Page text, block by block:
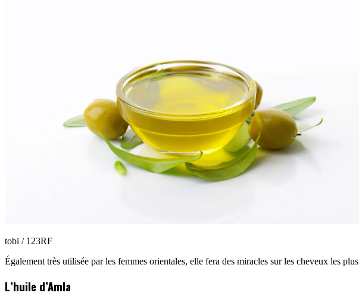
tobi / 123RF
Également très utilisée par les femmes orientales, elle fera des miracles sur les cheveux les plus
L’huile d’Amla